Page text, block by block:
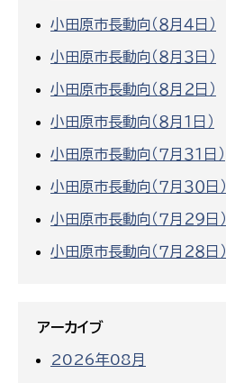
小田原市長動向（８月４日）
小田原市長動向（８月３日）
小田原市長動向（８月２日）
小田原市長動向（８月１日）
小田原市長動向（７月３１日）
小田原市長動向（７月３０日）
小田原市長動向（７月２９日）
小田原市長動向（７月２８日）
アーカイブ
2026年08月